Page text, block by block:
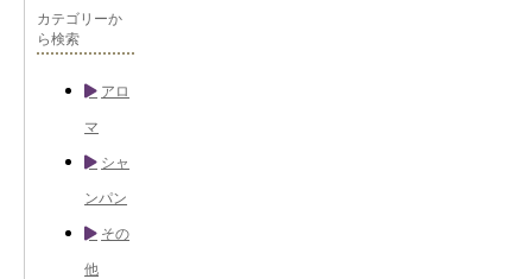
カテゴリーか
ら検索
アロ
マ
シャ
ンパン
その
他